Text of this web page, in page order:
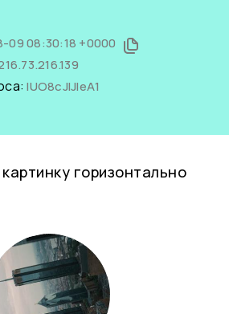
09 08:30:18 +0000
IUO8cJlJleA1
горизонтально